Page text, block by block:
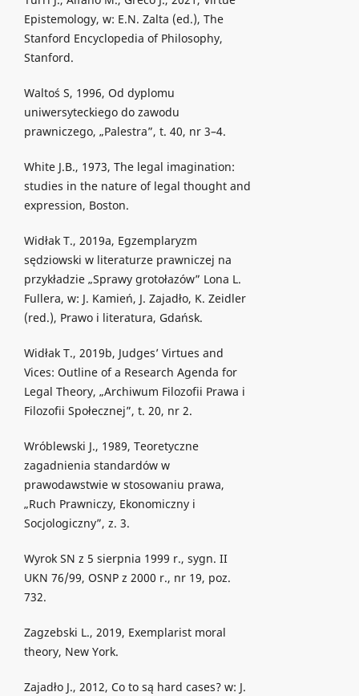
Epistemology, w: E.N. Zalta (ed.), The
Stanford Encyclopedia of Philosophy,
Stanford.
Waltoś S, 1996, Od dyplomu
uniwersyteckiego do zawodu
prawniczego, „Palestra”, t. 40, nr 3–4.
White J.B., 1973, The legal imagination:
studies in the nature of legal thought and
expression, Boston.
Widłak T., 2019a, Egzemplaryzm
sędziowski w literaturze prawniczej na
przykładzie „Sprawy grotołazów” Lona L.
Fullera, w: J. Kamień, J. Zajadło, K. Zeidler
(red.), Prawo i literatura, Gdańsk.
Widłak T., 2019b, Judges’ Virtues and
Vices: Outline of a Research Agenda for
Legal Theory, „Archiwum Filozofii Prawa i
Filozofii Społecznej”, t. 20, nr 2.
Wróblewski J., 1989, Teoretyczne
zagadnienia standardów w
prawodawstwie w stosowaniu prawa,
„Ruch Prawniczy, Ekonomiczny i
Socjologiczny”, z. 3.
Wyrok SN z 5 sierpnia 1999 r., sygn. II
UKN 76/99, OSNP z 2000 r., nr 19, poz.
732.
Zagzebski L., 2019, Exemplarist moral
theory, New York.
Zajadło J., 2012, Co to są hard cases? w: J.